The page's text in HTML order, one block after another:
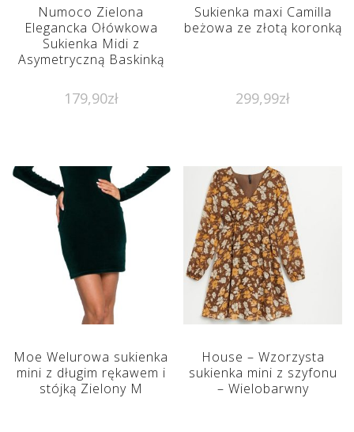
Numoco Zielona
Elegancka Ołówkowa
Sukienka Midi z
Asymetryczną Baskinką
179,90zł
Sukienka maxi Camilla
beżowa ze złotą koronką
299,99zł
Moe Welurowa sukienka
mini z długim rękawem i
stójką Zielony M
House – Wzorzysta
sukienka mini z szyfonu
– Wielobarwny